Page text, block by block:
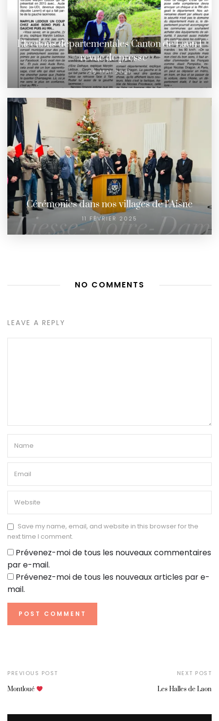
Elections départementales Canton de Laon 1
– revue de presse
26 MAI 2021
Cérémonies dans nos villages de l’Aisne
11 FÉVRIER 2025
NO COMMENTS
LEAVE A REPLY
Save my name, email, and website in this browser for the
next time I comment.
Prévenez-moi de tous les nouveaux commentaires
par e-mail.
Prévenez-moi de tous les nouveaux articles par e-
mail.
PREVIOUS POST
Montloué
NEXT POST
Les Halles de Laon